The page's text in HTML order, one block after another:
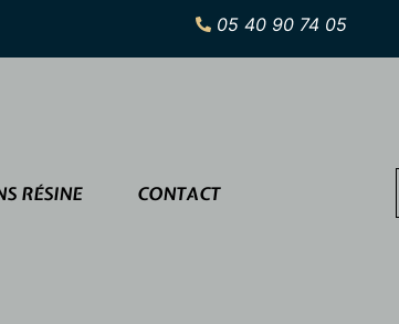
05 40 90 74 05
RÉSINE CONTACT